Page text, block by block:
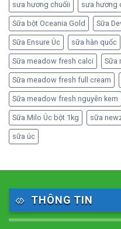
sưa hương chuốii sưa hương
Sữa bột Oceania Gold Sữa
Sữa Ensure Úc sữa hàn quốc
Sữa meadow fresh calci Sữa
Sữa meadow fresh full cream
Sữa meadow fresh nguyên kem
Sữa Milo Úc bột 1kg sữa
sữa úc
THÔNG TIN